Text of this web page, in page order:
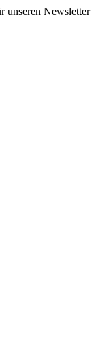
unseren Newsletter